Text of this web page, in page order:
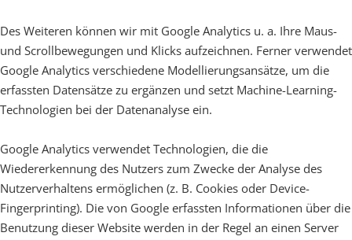
Des Weiteren können wir mit Google Analytics u. a. Ihre Maus-
und Scrollbewegungen und Klicks aufzeichnen. Ferner verwendet
Google Analytics verschiedene Modellierungsansätze, um die
erfassten Datensätze zu ergänzen und setzt Machine-Learning-
Technologien bei der Datenanalyse ein.
Google Analytics verwendet Technologien, die die
Wiedererkennung des Nutzers zum Zwecke der Analyse des
Nutzerverhaltens ermöglichen (z. B. Cookies oder Device-
Fingerprinting). Die von Google erfassten Informationen über die
Benutzung dieser Website werden in der Regel an einen Server